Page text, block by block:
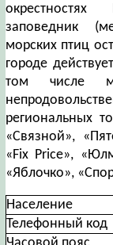
заповедник
морских птиц
городе
том числе
региональных
«Связной»,
«Fix Price»,
«Яблочко»,
Население
Телефонный код